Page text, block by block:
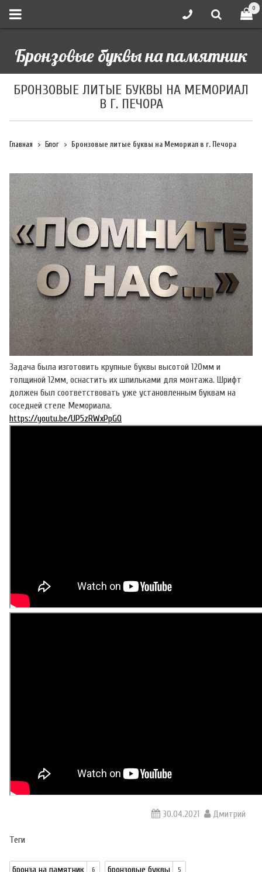
0
Бронзовые буквы на памятник
БРОНЗОВЫЕ ЛИТЫЕ БУКВЫ НА МЕМОРИАЛ
В Г. ПЕЧОРА
Главная Блог Бронзовые литые буквы на Мемориал в г. Печора
Задача была изготовить крупные буквы высотой 120мм и
толщиной 12мм, оснастить их шпильками для монтажа. Шрифт
должен был соответствовать уже установленным буквам на
соседней стеле Мемориала.
https://youtu.be/UP5zRWxPpGQ
30.04.2021 Дмитрий
Теги
бронза на памятник 6 бронзовые буквы 5